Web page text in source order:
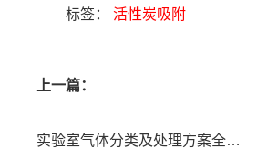
标签： 活性炭吸附
上一篇：
实验室气体分类及处理方案全解析